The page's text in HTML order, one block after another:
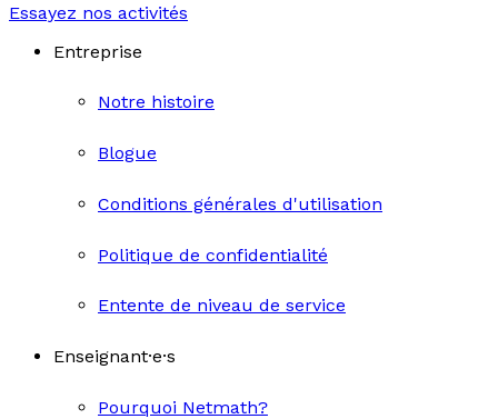
Essayez nos activités
Entreprise
Notre histoire
Blogue
Conditions générales d'utilisation
Politique de confidentialité
Entente de niveau de service
Enseignant·e·s
Pourquoi Netmath?